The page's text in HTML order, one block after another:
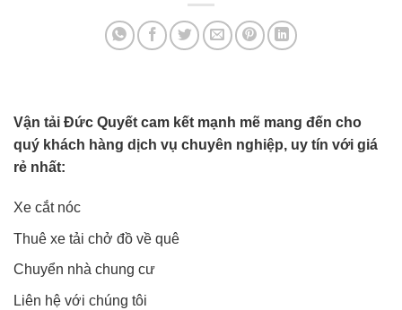
Vận tải Đức Quyết cam kết mạnh mẽ mang đến cho
quý khách hàng dịch vụ chuyên nghiệp, uy tín với giá
rẻ nhất:
Xe cắt nóc
Thuê xe tải chở đồ về quê
Chuyển nhà chung cư
Liên hệ với chúng tôi